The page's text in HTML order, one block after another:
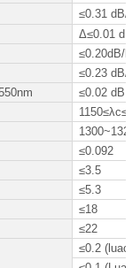
≤0.31 dB/
Δ≤0.01 dB/
≤0.20dB/km
≤0.23 dB/
≤0.02 dB
1300~1324
≤0.092
≤3.5
≤5.3
≤18
≤22
≤0.2 (luach